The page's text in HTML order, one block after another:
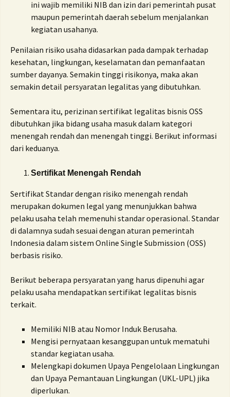
ini wajib memiliki NIB dan izin dari pemerintah pusat
maupun pemerintah daerah sebelum menjalankan
kegiatan usahanya.
Penilaian risiko usaha didasarkan pada dampak terhadap
kesehatan, lingkungan, keselamatan dan pemanfaatan
sumber dayanya. Semakin tinggi risikonya, maka akan
semakin detail persyaratan legalitas yang dibutuhkan.
Sementara itu, perizinan sertifikat legalitas bisnis OSS
dibutuhkan jika bidang usaha masuk dalam kategori
menengah rendah dan menengah tinggi. Berikut informasi
dari keduanya.
Sertifikat Menengah Rendah
Sertifikat Standar dengan risiko menengah rendah
merupakan dokumen legal yang menunjukkan bahwa
pelaku usaha telah memenuhi standar operasional. Standar
di dalamnya sudah sesuai dengan aturan pemerintah
Indonesia dalam sistem Online Single Submission (OSS)
berbasis risiko.
Berikut beberapa persyaratan yang harus dipenuhi agar
pelaku usaha mendapatkan sertifikat legalitas bisnis
terkait.
Memiliki NIB atau Nomor Induk Berusaha.
Mengisi pernyataan kesanggupan untuk mematuhi
standar kegiatan usaha.
Melengkapi dokumen Upaya Pengelolaan Lingkungan
dan Upaya Pemantauan Lingkungan (UKL-UPL) jika
diperlukan.